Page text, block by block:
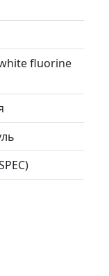
fluorine